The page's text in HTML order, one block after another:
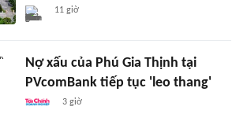
11 giờ
Nợ xấu của Phú Gia Thịnh tại
PVcomBank tiếp tục 'leo thang'
3 giờ